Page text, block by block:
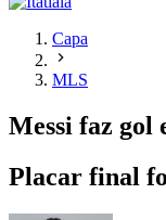
Capa
MLS
Messi faz gol
Placar final